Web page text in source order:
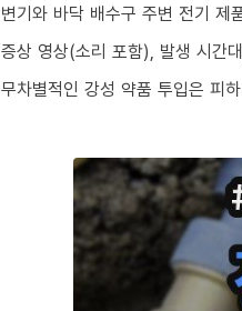
변기와 바닥 배수구 주변 전기 제
증상 영상(소리 포함), 발생 시간
무차별적인 강성 약품 투입은 피